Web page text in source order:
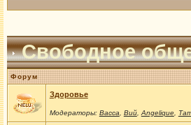
Свободное
Форум
Здоровье
Модераторы: Васса Вий, Angelique,